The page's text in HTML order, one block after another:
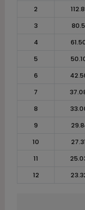
2
3
4
5
6
7
8
9
10
11
12